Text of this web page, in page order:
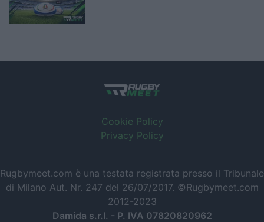
Cookie Policy
Privacy Policy
Rugbymeet.com è una testata registrata presso il Tribunale
di Milano Aut. Nr. 247 del 26/07/2017. ©Rugbymeet.com
2012-2023
Damida s.r.l. - P. IVA 07820820962